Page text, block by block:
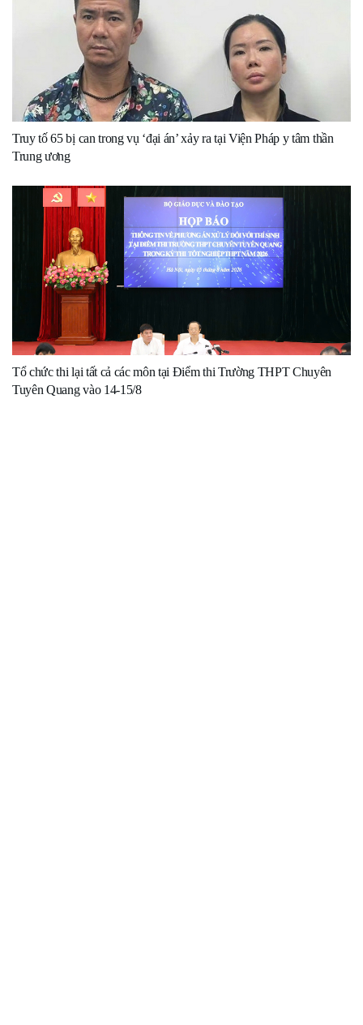
Truy tố 65 bị can trong vụ ‘đại án’ xảy ra tại Viện Pháp y tâm thần
Trung ương
Tổ chức thi lại tất cả các môn tại Điểm thi Trường THPT Chuyên
Tuyên Quang vào 14-15/8